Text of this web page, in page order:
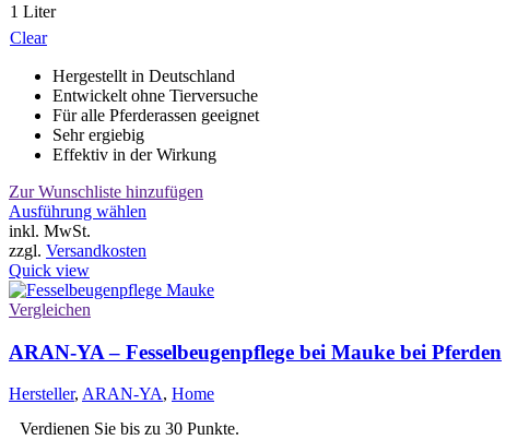
1 Liter
Clear
Hergestellt in Deutschland
Entwickelt ohne Tierversuche
Für alle Pferderassen geeignet
Sehr ergiebig
Effektiv in der Wirkung
Zur Wunschliste hinzufügen
Ausführung wählen
Varianten
Optionen
können
auf
der
Produktseite
inkl. MwSt.
zzgl. Versandkosten
Quick view
Vergleichen
ARAN-YA – Fesselbeugenpflege bei Mauke bei Pferden
Hersteller, ARAN-YA, Home
Verdienen Sie bis zu 30 Punkte.